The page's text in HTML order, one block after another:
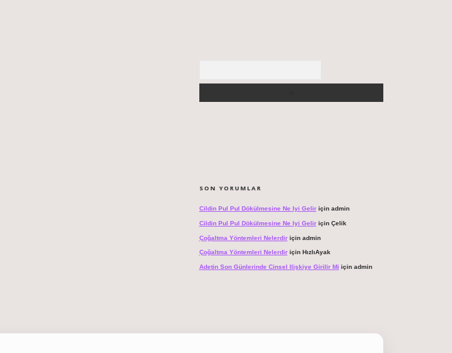
SON YORUMLAR
Cildin Pul Pul Dökülmesine Ne Iyi Geliriçin admin
Cildin Pul Pul Dökülmesine Ne Iyi Geliriçin Çelik
Çoğaltma Yöntemleri Nelerdiriçin admin
Çoğaltma Yöntemleri Nelerdiriçin HızlıAyak
Adetin Son Günlerinde Cinsel Ilişkiye Girilir Mi için admin